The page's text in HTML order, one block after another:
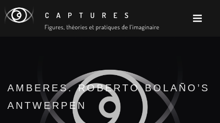
AMBERES. ROBERTO BOLAÑO’S
ANTWERPEN